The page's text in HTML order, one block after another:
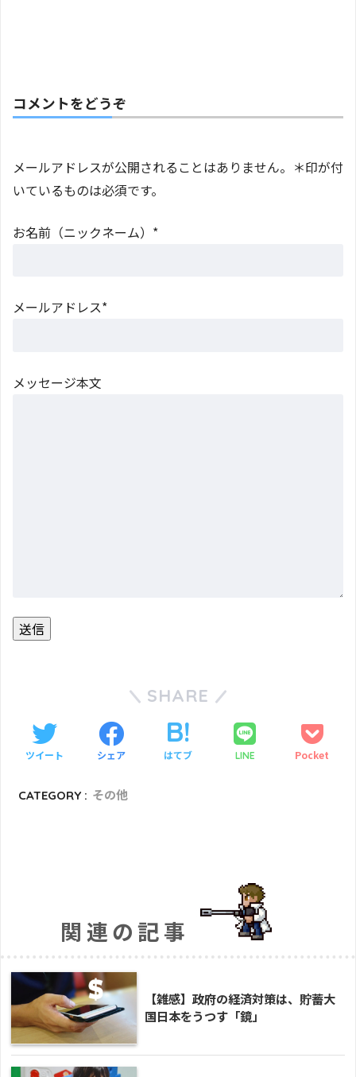
コメントをどうぞ
メールアドレスが公開されることはありません。＊印が付
いているものは必須です。
お名前（ニックネーム）*
メールアドレス*
メッセージ本文
SHARE
ツイート シェア はてブ LINE Pocket
CATEGORY : その他
関連の記事
【雑感】政府の経済対策は、貯蓄大
国日本をうつす「鏡」